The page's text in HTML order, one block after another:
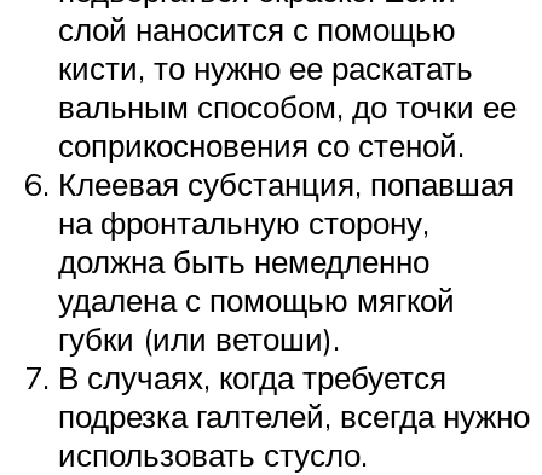
слой наносится с помощью
кисти, то нужно ее раскатать
вальным способом, до точки ее
соприкосновения со стеной.
Клеевая субстанция, попавшая
на фронтальную сторону,
должна быть немедленно
удалена с помощью мягкой
губки (или ветоши).
В случаях, когда требуется
подрезка галтелей, всегда нужно
использовать стусло.